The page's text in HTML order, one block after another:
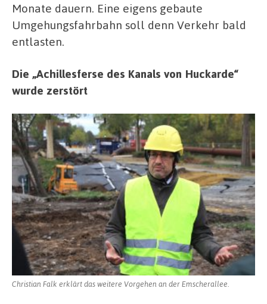
Monate dauern. Eine eigens gebaute
Umgehungsfahrbahn soll denn Verkehr bald
entlasten.
Die „Achillesferse des Kanals von Huckarde“
wurde zerstört
Christian Falk erklärt das weitere Vorgehen an der Emscherallee.